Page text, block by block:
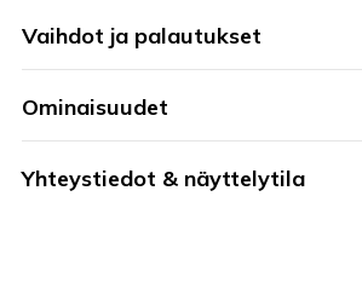
Vaihdot ja palautukset
Ominaisuudet
Yhteystiedot & näyttelytila